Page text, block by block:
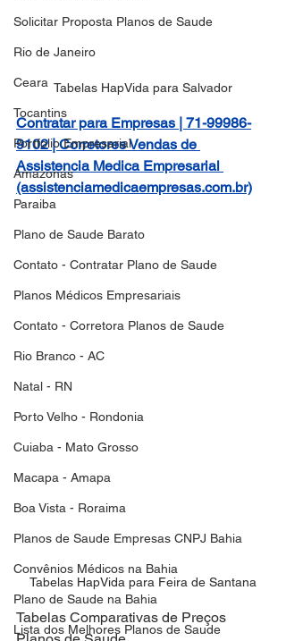
Solicitar Proposta Planos de Saude
Rio de Janeiro
Ceara
Tocantins
Portfolio Empresarial
Amazonas
Paraiba
Plano de Saude Barato
Contato - Contratar Plano de Saude
Planos Médicos Empresariais
Contato - Corretora Planos de Saude
Rio Branco - AC
Natal - RN
Porto Velho - Rondonia
Cuiaba - Mato Grosso
Macapa - Amapa
Boa Vista - Roraima
Planos de Saude Empresas CNPJ Bahia
Convênios Médicos na Bahia
Plano de Saude na Bahia
Lista dos Melhores Planos de Saude
Tabelas HapVida para Salvador
Contratar para Empresas | 71-99986-
9102 | Corretores Vendas de
Assistencia Medica Empresarial
(assistenciamedicaempresas.com.br)
Tabelas HapVida para Feira de Santana
Tabelas Comparativas de Preços